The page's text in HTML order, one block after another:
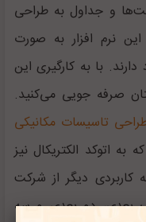
و جداول به طراحی
نرم افزار به صورت
با به کارگیری این
صرفه جویی می‌کنید.
تاسیسات مکانیکی
به اتوکد الکتریکال نیز
کاربردی دیگر از شرکت
بعدی، دو بعدی و سه